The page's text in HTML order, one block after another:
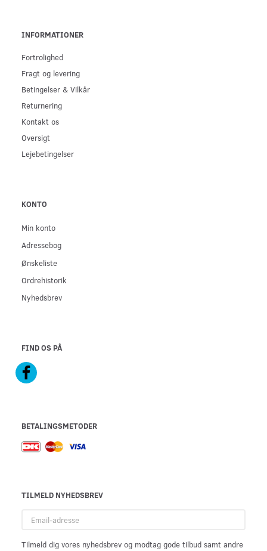
INFORMATIONER
Fortrolighed
Fragt og levering
Betingelser & Vilkår
Returnering
Kontakt os
Oversigt
Lejebetingelser
KONTO
Min konto
Adressebog
Ønskeliste
Ordrehistorik
Nyhedsbrev
FIND OS PÅ
BETALINGSMETODER
TILMELD NYHEDSBREV
adresse
Tilmeld dig vores nyhedsbrev og modtag gode tilbud samt andre